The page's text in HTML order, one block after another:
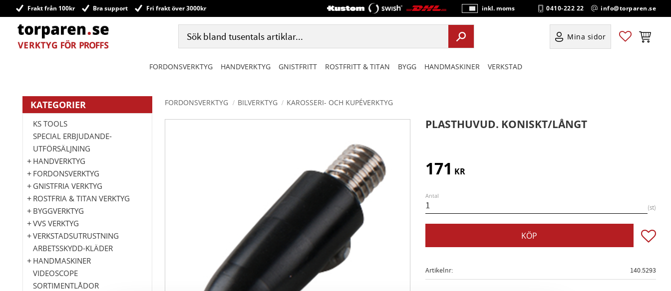
Frakt från 100kr Bra support Fri frakt över 3000kr
P
ri
s
e
vi
inkl. moms 0410-222 22 info@torparen.se
Mina sidor Favoriter
FORDONSVERKTYG HANDVERKTYG GNISTFRITT ROSTFRITT & TITAN BYGG HANDMASKINER VERKSTAD
FORDONSVERKTYG BILVERKTYG KAROSSERI- OCH KUPÉVERKTYG
PLASTHUVUD. KONISKT/LÅNGT
171 KR
Antal
st
KÖP Lägg
Artikelnr 140.5293
KATEGORIER
KS TOOLS
SPECIAL ERBJUDANDE-
UTFÖRSÄLJNING
HANDVERKTYG
FORDONSVERKTYG
GNISTFRIA VERKTYG
ROSTFRIA & TITAN VERKTYG
BYGGVERKTYG
VVS VERKTYG
VERKSTADSUTRUSTNING
ARBETSSKYDD-KLÄDER
HANDMASKINER
VIDEOSCOPE
SORTIMENTLÅDOR